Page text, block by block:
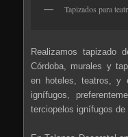
Tapizados para
Realizamos tapizado
Córdoba, murales y
en hoteles, teatros, y
ignífugos,
terciopelos ignífugos de